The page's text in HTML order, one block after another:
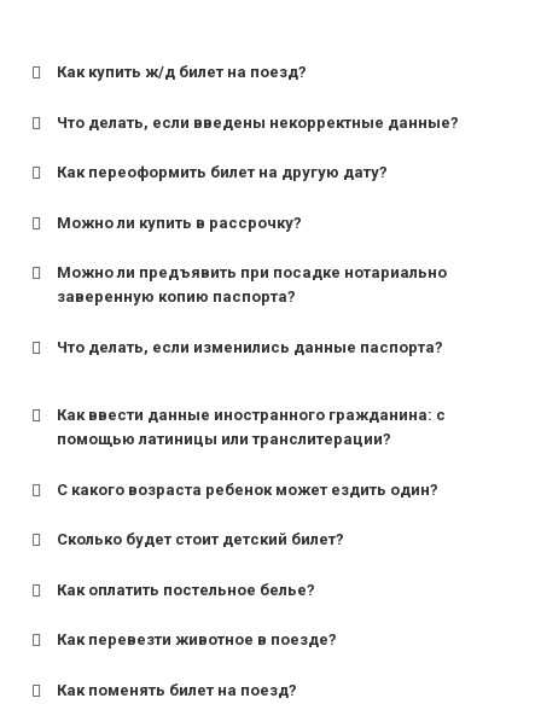
Как купить ж/д билет на поезд?
Что делать, если введены некорректные данные?
Как переоформить билет на другую дату?
Можно ли купить в рассрочку?
Можно ли предъявить при посадке нотариально
заверенную копию паспорта?
Что делать, если изменились данные паспорта?
Как ввести данные иностранного гражданина: с
помощью латиницы или транслитерации?
С какого возраста ребенок может ездить один?
для поездов дальнего следования — от 10 лет и
для пригородных поездов — от 7 лет.
Сколько будет стоит детский билет?
Как оплатить постельное белье?
Как перевезти животное в поезде?
Как поменять билет на поезд?